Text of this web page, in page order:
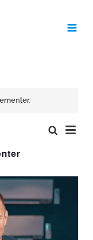
Søk
Views
Liste